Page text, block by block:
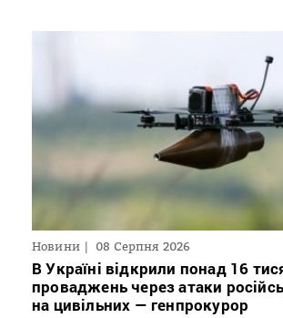
Новини 08 Серпня 2026
В Україні відкрили понад 16
проваджень через атаки
на цивільних — генпрокурор